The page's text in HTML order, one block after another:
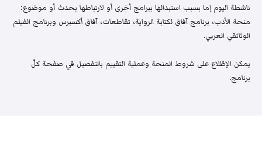
ناشطة اليوم إما بسبب استبدالها ببرامج أخرى أو لارتباطها بحدث أو موضوع:
منحة الأدب، برنامج آفاق لكتابة الرواية، تقاطعات، آفاق أكسبرس وبرنامج الفيلم
الوثائقي العربي.
يمكن الإطّلاع على شروط المنحة وعملية التقييم بالتفصيل في صفحة كلّ
برنامج.